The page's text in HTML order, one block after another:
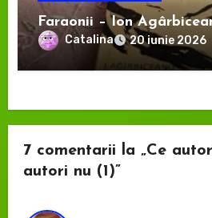
Faraonii – Ion
Catalina 20 iunie 2026
7 comentarii la „Ce
autori nu (1)”